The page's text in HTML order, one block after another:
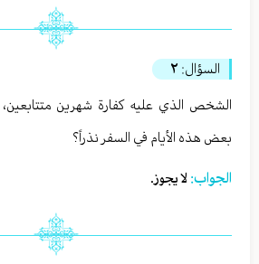
السؤال: ٢
الشخص الذي عليه كفارة شهرين
بعض هذه الأيام في السفر نذراً؟
الجواب: لا يجوز.